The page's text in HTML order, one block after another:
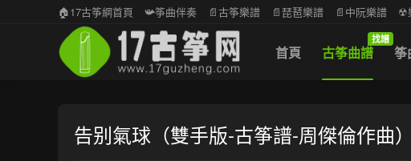
首頁 古筝曲譜
找譜
筝
🏠17古筝網首頁 📯筝曲伴奏 📄古筝樂譜 📄琵琶樂譜 📄中阮樂譜 ☢
告别氣球（雙手版-古筝譜-周傑倫作曲）